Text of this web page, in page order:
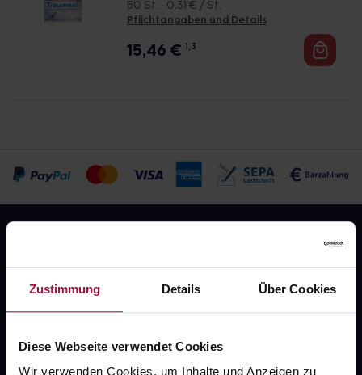
Zustimmung Details Über Cookies
Diese Webseite verwendet Cookies
Wir verwenden Cookies, um Inhalte und Anzeigen zu
50 St. • 0,31 € / St.
Pflichtangaben und Details
15,46 € 1, 3
Fragen zu Deiner Bestellung?